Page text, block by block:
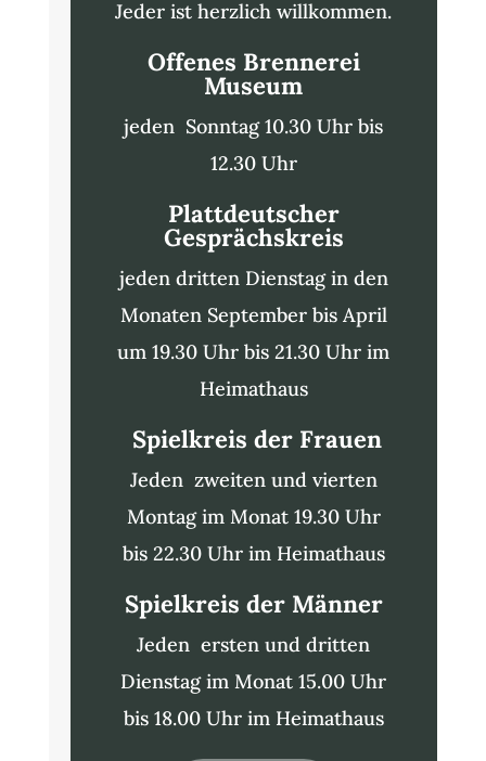
Jeder ist herzlich willkommen.
Offenes Brennerei
Museum
jeden Sonntag 10.30 Uhr bis
12.30 Uhr
Plattdeutscher
Gesprächskreis
jeden dritten Dienstag in den
Monaten September bis April
um 19.30 Uhr bis 21.30 Uhr im
Heimathaus
Spielkreis der Frauen
Jeden zweiten und vierten
Montag im Monat 19.30 Uhr
bis 22.30 Uhr im Heimathaus
Spielkreis der Männer
Jeden ersten und dritten
Dienstag im Monat 15.00 Uhr
bis 18.00 Uhr im Heimathaus